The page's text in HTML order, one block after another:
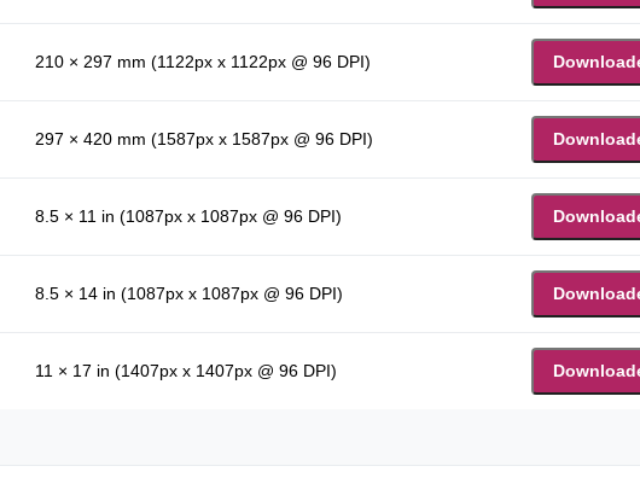
210 × 297 mm (1122px x 1122px @ 96 DPI)
297 × 420 mm (1587px x 1587px @ 96 DPI)
8.5 × 11 in (1087px x 1087px @ 96 DPI)
8.5 × 14 in (1087px x 1087px @ 96 DPI)
11 × 17 in (1407px x 1407px @ 96 DPI)